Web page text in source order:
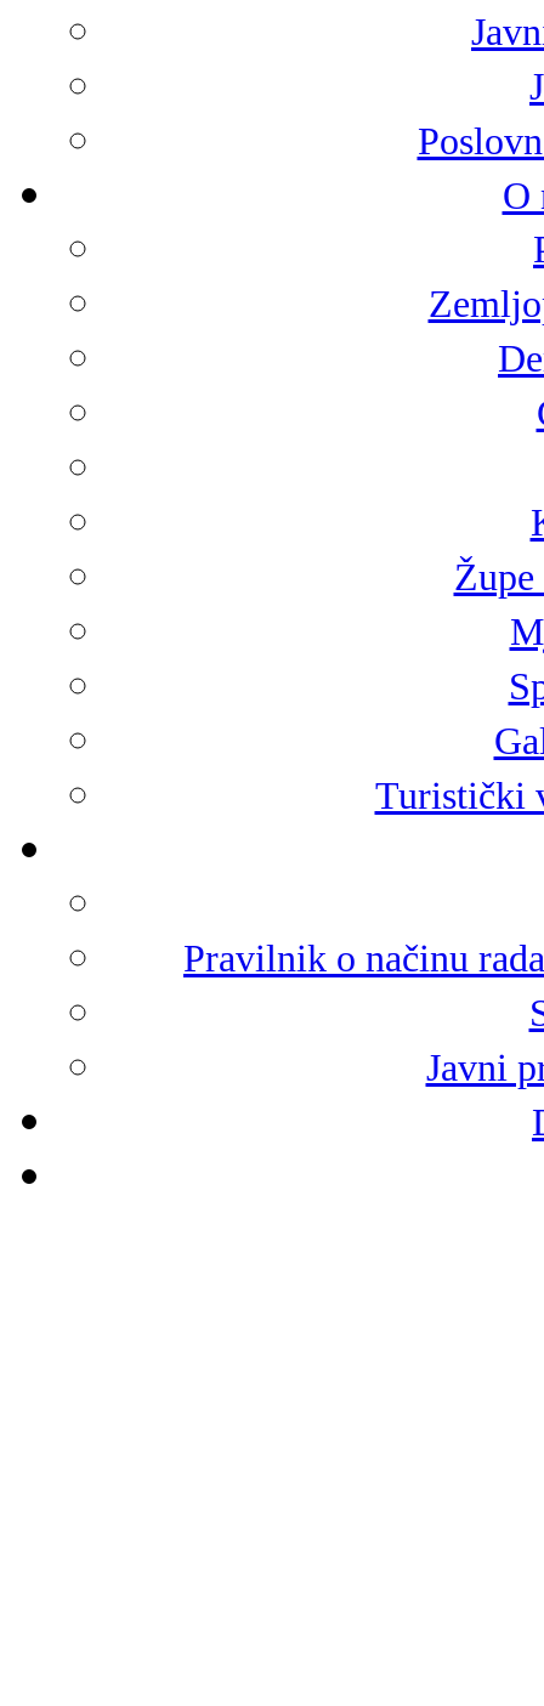
O
Turistički
Pravilnik o načinu
Javni